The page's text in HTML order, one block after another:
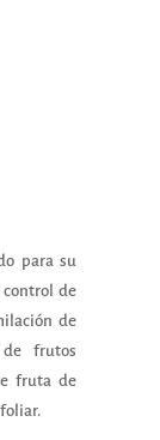
para su
control de
de
frutos
fruta de